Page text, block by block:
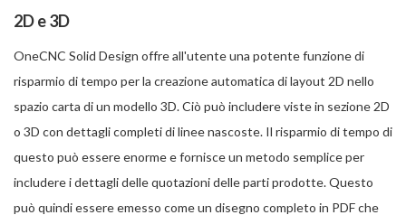
2D e 3D
OneCNC Solid Design offre all'utente una potente funzione di
risparmio di tempo per la creazione automatica di layout 2D nello
spazio carta di un modello 3D. Ciò può includere viste in sezione 2D
o 3D con dettagli completi di linee nascoste. Il risparmio di tempo di
questo può essere enorme e fornisce un metodo semplice per
includere i dettagli delle quotazioni delle parti prodotte. Questo
può quindi essere emesso come un disegno completo in PDF che